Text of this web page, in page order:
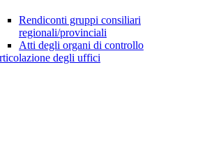
Rendiconti gruppi consiliari
regionali/provinciali
Atti degli organi di controllo
degli uffici